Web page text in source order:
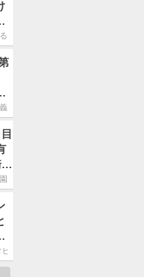
信念
ュー